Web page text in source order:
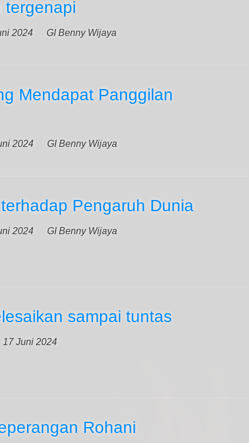
tergenapi
2024 GI Benny Wijaya
Mendapat Panggilan
2024 GI Benny Wijaya
Pengaruh Dunia
2024 GI Benny Wijaya
sampai tuntas
17 Juni 2024
Rohani